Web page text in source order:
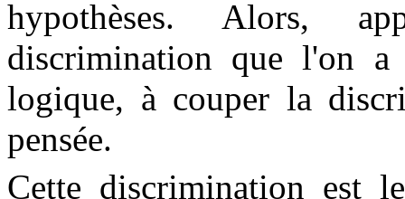
hypothèses. Alors,
discrimination que l'on
logique, à couper la
pensée.
Cette discrimination est